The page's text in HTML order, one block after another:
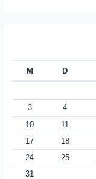
M D
3
4
10
11
17
18
24
25
31